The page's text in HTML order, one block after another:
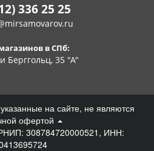
336 25 25
в СПб:
Берггольц, 35 "А"
на сайте, не являются
офертой
308784720000521, ИНН: